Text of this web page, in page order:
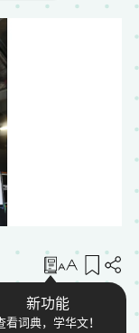
新功能
看词典，学华文！
收藏